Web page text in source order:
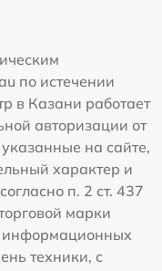
по истечении
в Казани работает
авторизации от
на сайте,
характер и
п. 2 ст. 437
марки
информационных
техники, с